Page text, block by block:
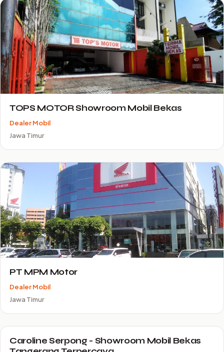
TOPS MOTOR Showroom Mobil Bekas
Dealer Mobil
Jawa Timur
PT MPM Motor
Dealer Mobil
Jawa Timur
Caroline Serpong - Showroom Mobil Bekas